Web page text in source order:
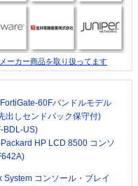
ーカー商品を取り扱ってます
60Fバンドルモデル
出しセンドバック保守付)
BDL-US)
HP LCD 8500 コンソ
System コンソール・ブレイ